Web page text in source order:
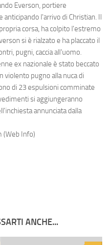
Everson, portiere
l'arrivo di Christian. Il
corsa, ha colpito l'estremo
si è rialzato e ha placcato il
pugni, caccia all'uomo.
ex nazionale è stato beccato
violento pugno alla nuca di
di 23 espulsioni comminate
si aggiungeranno
annunciata dalla
Info)
ANCHE...